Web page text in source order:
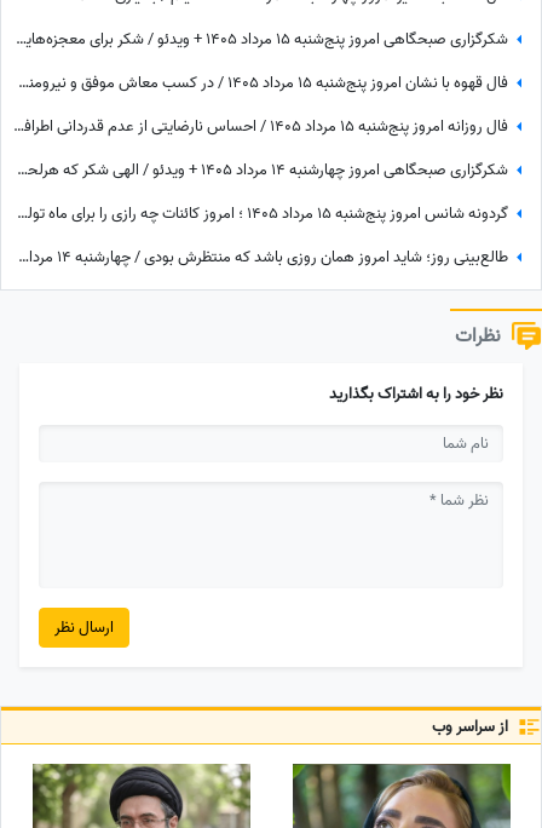
شکرگزاری صبحگاهی امروز پنج‌شنبه 15 مرداد 1405 + ویدئو / شکر برای معجزه‌هایی که دیدم، برای نعمت‌هایی که هنوز ندیده‌ام، و برای آرزوهایی که همین حالا در مسیر رسیدن به من هستند
فال قهوه با نشان امروز پنج‌شنبه 15 مرداد 1405 / در کسب معاش موفق و نیرومند هستید و بر دشمنان غلبه می‌کنید مخصوصا بر ...
فال روزانه امروز پنج‌شنبه 15 مرداد 1405 / احساس نارضایتی از عدم قدردانی اطرافیان، امری طبیعی است، اما ...
شکرگزاری صبحگاهی امروز چهارشنبه 14 مرداد 1405 + ویدئو / الهی شکر که هرلحظه هوامو داشتی؛ حتی لحظاتی که خودم خودمو فراموش کرده بودم
گردونه شانس امروز پنج‌شنبه 15 مرداد 1405 ؛ امروز کائنات چه رازی را برای ماه تولد تو فاش کرده؟
طالع‌بینی روز؛ شاید امروز همان روزی باشد که منتظرش بودی / چهارشنبه 14 مرداد 1405
نظرات
نظر خود را به اشتراک بگذارید
ارسال نظر
از سراسر وب